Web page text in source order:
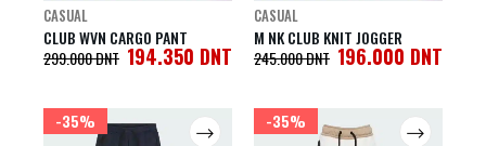
CASUAL
CLUB WVN CARGO PANT
299.000DNT 194.350 DNT
CASUAL
M NK CLUB KNIT JOGGER
245.000DNT 196.000 DNT
-35% -35%